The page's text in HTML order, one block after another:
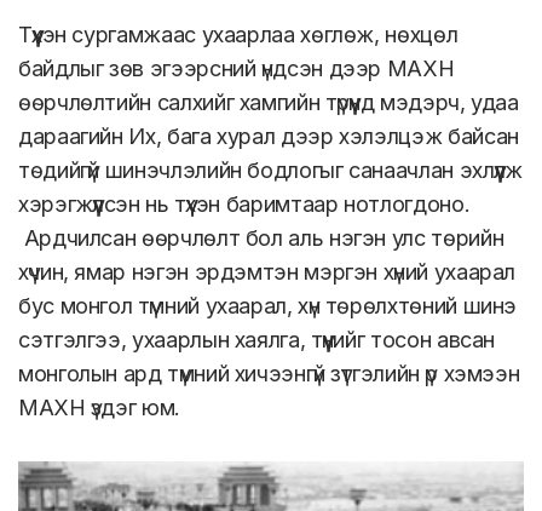
Түүхэн сургамжаас ухаарлаа хөглөж, нөхцөл
байдлыг зөв эгээрсний үндсэн дээр МАХН
өөрчлөлтийн салхийг хамгийн түрүүнд мэдэрч, удаа
дараагийн Их, бага хурал дээр хэлэлцэж байсан
төдийгүй шинэчлэлийн бодлогыг санаачлан эхлүүлж
хэрэгжүүлсэн нь түүхэн баримтаар нотлогдоно.
Ардчилсан өөрчлөлт бол аль нэгэн улс төрийн
хүчин, ямар нэгэн эрдэмтэн мэргэн хүний ухаарал
бус монгол түмний ухаарал, хүн төрөлхтөний шинэ
сэтгэлгээ, ухаарлын хаялга, түүнийг тосон авсан
монголын ард түмний хичээнгүй зүтгэлийн үр хэмээн
МАХН үздэг юм.